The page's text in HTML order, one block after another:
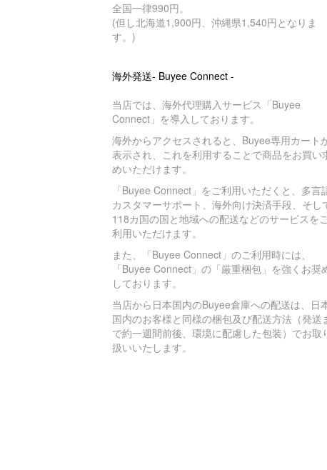
全国一律990円。
(但し北海道1,900円、沖縄県1,540円となりま
す。)
海外発送- Buyee Connect -
当店では、海外代理購入サービス「Buyee
Connect」を導入しております。
海外からアクセスされると、Buyee専用カート
表示され、これを利用することで商品をお買い
めいただけます。
「Buyee Connect」をご利用いただくと、多言
カスタマーサポート、海外向け決済手段、そし
118カ国の国と地域への配送などのサービスを
利用いただけます。
また、「Buyee Connect」のご利用時には、
「Buyee Connect」の「厳重梱包」を強くお奨
しております。
当店から日本国内のBuyee倉庫への配送は、日
国内のお客様と同様の梱包及び配送方法（発送
で約一週間前後、環境に配慮した包装）でお取
扱いいたします。